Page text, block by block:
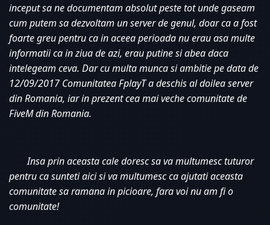
inceput sa ne documentam absolut peste tot unde gaseam
cum putem sa dezvoltam un server de genul, doar ca a fost
foarte greu pentru ca in aceea perioada nu erau asa multe
informatii ca in ziua de azi, erau putine si abea daca
intelegeam ceva. Dar cu multa munca si ambitie pe data de
12/09/2017 Comunitatea FplayT a deschis al doilea server
din Romania, iar in prezent cea mai veche comunitate de
FiveM din Romania.
Insa prin aceasta cale doresc sa va multumesc tuturor
pentru ca sunteti aici si va multumesc ca ajutati aceasta
comunitate sa ramana in picioare, fara voi nu am fi o
comunitate!